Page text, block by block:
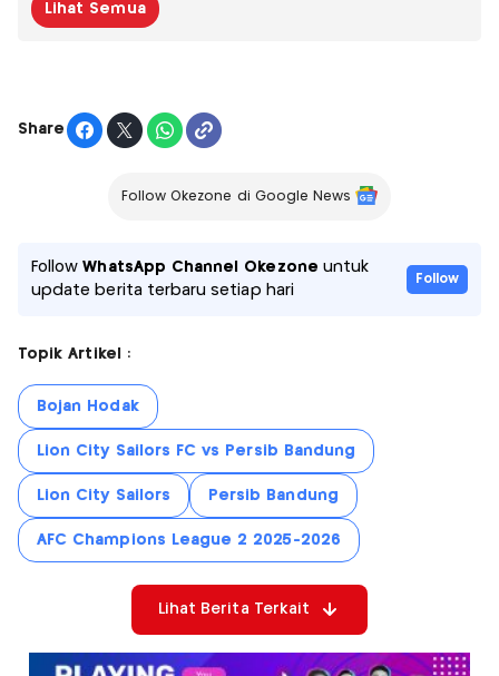
Lihat Semua
Share
Follow Okezone di Google News
FollowWhatsApp Channel Okezone untuk
update berita terbaru setiap hari
Follow
Topik Artikel :
Bojan Hodak
Lion City Sailors FC vs Persib Bandung
Lion City Sailors Persib Bandung
AFC Champions League 2 2025-2026
Lihat Berita Terkait